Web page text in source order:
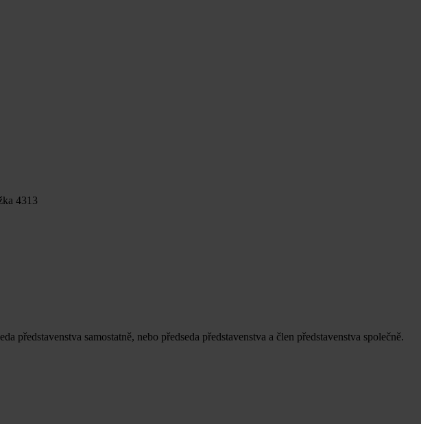
4313
představenstva samostatně, nebo předseda představenstva a člen představenstva společně.